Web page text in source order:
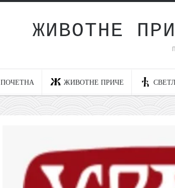
ЖИВОТНЕ
ПОЧЕТНА ЖИВОТНЕ ПРИЧЕ